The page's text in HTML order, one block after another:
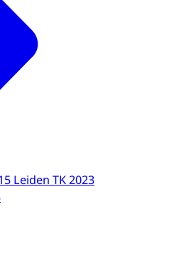
Leiden TK 2023